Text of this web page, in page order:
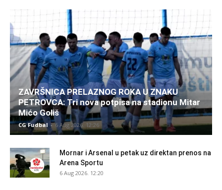
ZAVRŠNICA PRELAZNOG ROKA U ZNAKU
PETROVCA: Tri nova potpisa na stadionu Mitar
Mićo Goliš
CG Fudbal - 6 Aug 2026. 12:26
Mornar i Arsenal u petak uz direktan prenos na
Arena Sportu
6 Aug 2026. 12:20